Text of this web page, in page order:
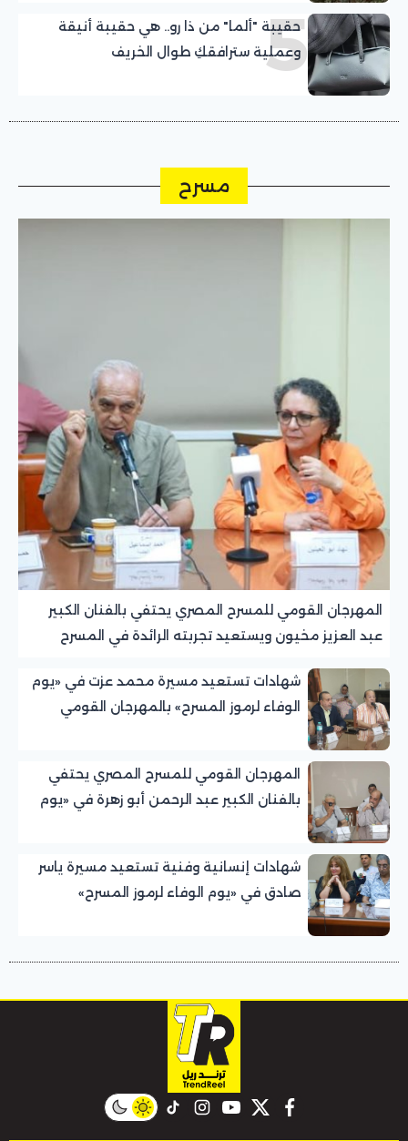
5
حقيبة "ألما" من ذا رو.. هي حقيبة أنيقة
وعملية سترافقكِ طوال الخريف
مسرح
المهرجان القومي للمسرح المصري يحتفي بالفنان الكبير
عبد العزيز مخيون ويستعيد تجربته الرائدة في المسرح
شهادات تستعيد مسيرة محمد عزت في «يوم
الوفاء لرموز المسرح» بالمهرجان القومي
المهرجان القومي للمسرح المصري يحتفي
بالفنان الكبير عبد الرحمن أبو زهرة في «يوم
شهادات إنسانية وفنية تستعيد مسيرة ياسر
صادق في «يوم الوفاء لرموز المسرح»
facebook
twitter
youtube
instagram
tiktok